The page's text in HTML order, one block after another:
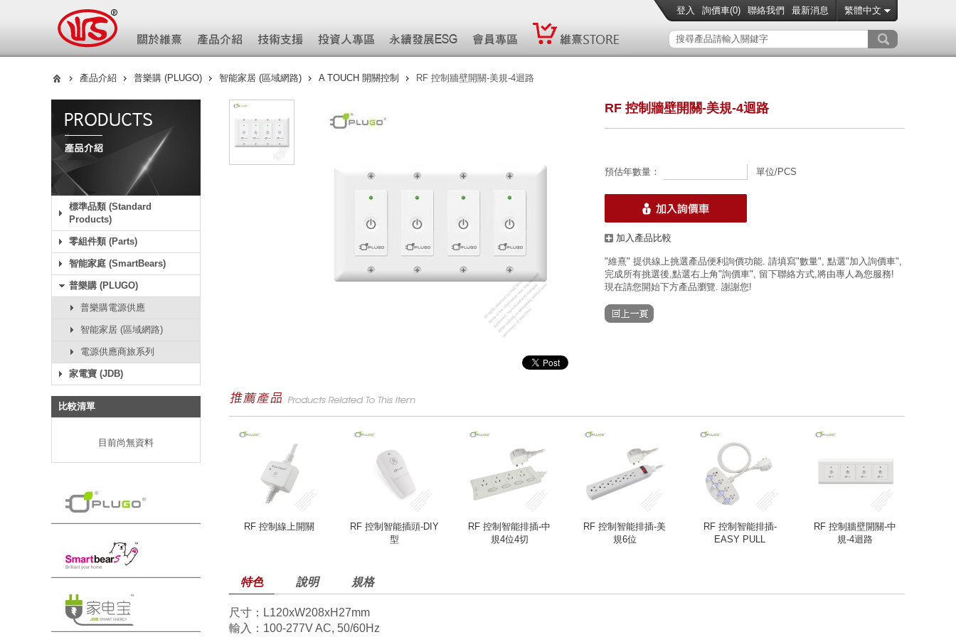
登入 詢價車(0) 聯絡我們 最新消息 繁體中文
產品介紹 普樂購 (PLUGO) 智能家居 (區域網路) A TOUCH 開關控制 RF 控制牆壁開關-美規-4迴路
標準品類 (Standard
Products)
零組件類 (Parts)
智能家庭 (SmartBears)
普樂購 (PLUGO)
普樂購電源供應
智能家居 (區域網路)
電源供應商旅系列
家電寶 (JDB)
比較清單
目前尚無資料
RF 控制牆壁開關-美規-4迴路
預估年數量： 單位/PCS
加入產品比較
"維熹" 提供線上挑選產品便利詢價功能. 請填寫"數量", 點選"加入詢價車",
完成所有挑選後,點選右上角"詢價車", 留下聯絡方式,將由專人為您服務!
現在請您開始下方產品瀏覽. 謝謝您!
RF 控制線上開關
RF 控制智能插頭-DIY
型
RF 控制智能排插-中
規4位4切
RF 控制智能排插-美
規6位
RF 控制智能排插-
EASY PULL
RF 控制牆壁開關-中
規-4迴路
特色 說明 規格
尺寸：L120xW208xH27mm
輸入：100-277V AC, 50/60Hz